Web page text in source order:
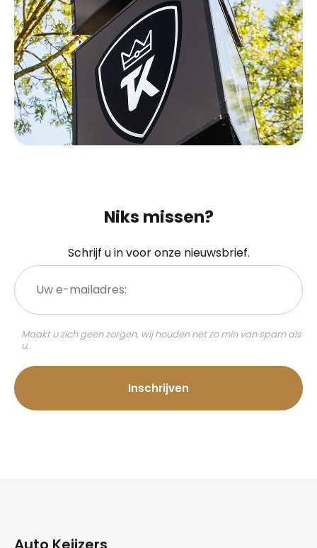
Niks missen?
Schrijf u in voor onze nieuwsbrief.
Uw
e-
mailadres:
Maakt u zich geen zorgen, wij houden net zo min van spam als
u.